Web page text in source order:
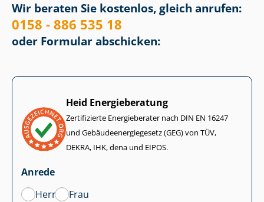
Wir beraten Sie kostenlos, gleich anrufen:
0158 - 886 535 18
oder Formular abschicken:
Heid Energieberatung
Zertifizierte Energieberater nach DIN EN 16247
und Ge­bäu­de­en­er­gie­ge­setz (GEG) von TÜV,
DEKRA, IHK, dena und EIPOS.
Anrede
Herr
Frau